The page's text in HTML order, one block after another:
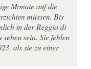
Monate auf die
müssen. Bis
in der Reggia di
sein. Sie fehlen
als sie zu einer